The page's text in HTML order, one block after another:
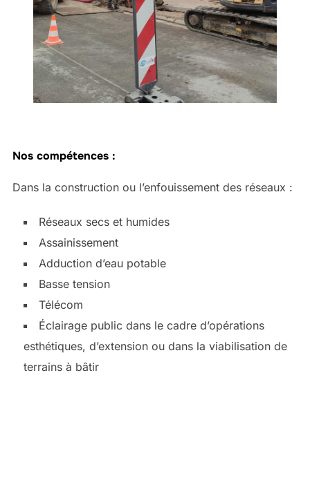
Nos compétences :
Dans la construction ou l’enfouissement des réseaux :
Réseaux secs et humides
Assainissement
Adduction d’eau potable
Basse tension
Télécom
Éclairage public dans le cadre d’opérations
esthétiques, d’extension ou dans la viabilisation de
terrains à bâtir